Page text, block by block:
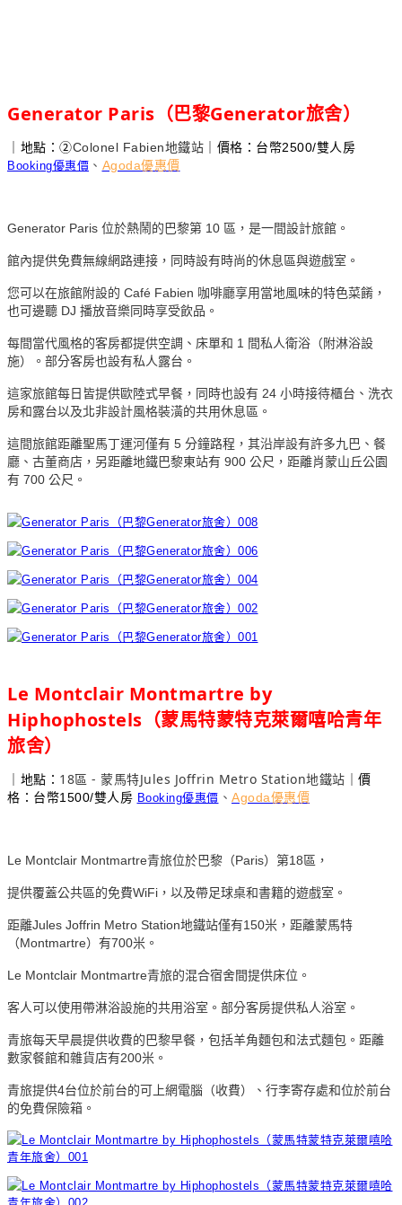
Generator Paris （巴黎Generator旅舍）
地點：②Colonel Fabien地鐵站 ｜價格：台幣2500/雙人房
Booking優惠價 、 Agoda優惠價
Generator Paris 位於熱鬧的巴黎第 10 區，是一間設計旅館。
館內提供免費無線網路連接，同時設有時尚的休息區與遊戲室。
您可以在旅館附設的 Café Fabien 咖啡廳享用當地風味的特色菜餚，
也可邊聽 DJ 播放音樂同時享受飲品。
每間當代風格的客房都提供空調、床單和 1 間私人衛浴（附淋浴設
施）。部分客房也設有私人露台。
這家旅館每日皆提供歐陸式早餐，同時也設有 24 小時接待櫃台、洗衣
房和露台以及北非設計風格裝潢的共用休息區。
這間旅館距離聖馬丁運河僅有 5 分鐘路程，其沿岸設有許多九巴、餐
廳、古董商店，另距離地鐵巴黎東站有 900 公尺，距離肖蒙山丘公園
有 700 公尺。
Le Montclair Montmartre by
Hiphophostels （蒙馬特蒙特克萊爾嘻哈青年
旅舍）
地點： 18 區 - 蒙馬特Jules Joffrin Metro Station地鐵站 ｜價
格：台幣1500/雙人房 Booking優惠價 、 Agoda優惠價
Le Montclair Montmartre青旅位於巴黎（Paris）第18區，
提供覆蓋公共區的免費WiFi，以及帶足球桌和書籍的遊戲室。
距離Jules Joffrin Metro Station地鐵站僅有150米，距離蒙馬特
（Montmartre）有700米。
Le Montclair Montmartre青旅的混合宿舍間提供床位。
客人可以使用帶淋浴設施的共用浴室。部分客房提供私人浴室。
青旅每天早晨提供收費的巴黎早餐，包括羊角麵包和法式麵包。距離
數家餐館和雜貨店有200米。
青旅提供4台位於前台的可上網電腦（收費）、行李寄存處和位於前台
的免費保險箱。